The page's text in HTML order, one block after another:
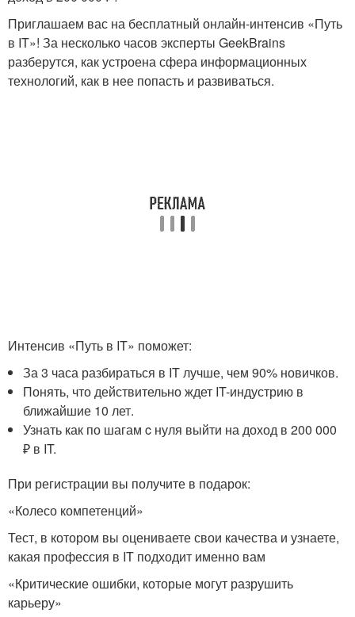
Приглашаем вас на бесплатный онлайн-интенсив «Путь
в IT»! За несколько часов эксперты GeekBrains
разберутся, как устроена сфера информационных
технологий, как в нее попасть и развиваться.
Интенсив «Путь в IT» поможет:
За 3 часа разбираться в IT лучше, чем 90% новичков.
Понять, что действительно ждет IT-индустрию в
ближайшие 10 лет.
Узнать как по шагам c нуля выйти на доход в 200 000
₽ в IT.
При регистрации вы получите в подарок:
«Колесо компетенций»
Тест, в котором вы оцениваете свои качества и узнаете,
какая профессия в IT подходит именно вам
«Критические ошибки, которые могут разрушить
карьеру»